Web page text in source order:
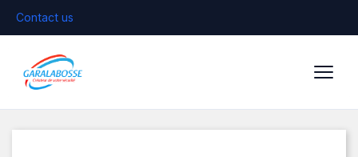
Contact us